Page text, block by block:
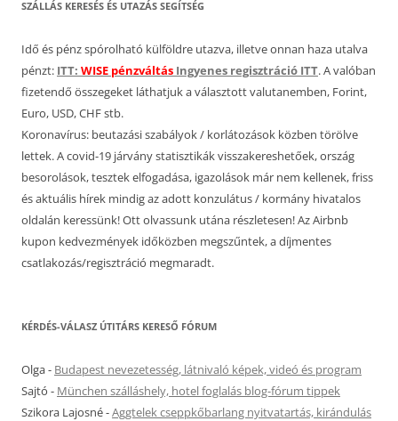
SZÁLLÁS KERESÉS ÉS UTAZÁS SEGÍTSÉG
Idő és pénz spórolható külföldre utazva, illetve onnan haza utalva
pénzt: ITT: WISE pénzváltás Ingyenes regisztráció ITT. A valóban
fizetendő összegeket láthatjuk a választott valutanemben, Forint,
Euro, USD, CHF stb.
Koronavírus: beutazási szabályok / korlátozások közben törölve
lettek. A covid-19 járvány statisztikák visszakereshetőek, ország
besorolások, tesztek elfogadása, igazolások már nem kellenek, friss
és aktuális hírek mindig az adott konzulátus / kormány hivatalos
oldalán keressünk! Ott olvassunk utána részletesen! Az Airbnb
kupon kedvezmények időközben megszűntek, a díjmentes
csatlakozás/regisztráció megmaradt.
KÉRDÉS-VÁLASZ ÚTITÁRS KERESŐ FÓRUM
Olga- Budapest nevezetesség, látnivaló képek, videó és program
Sajtó - München szálláshely, hotel foglalás blog-fórum tippek
Szikora Lajosné-Aggtelek cseppkőbarlang nyitvatartás, kirándulás